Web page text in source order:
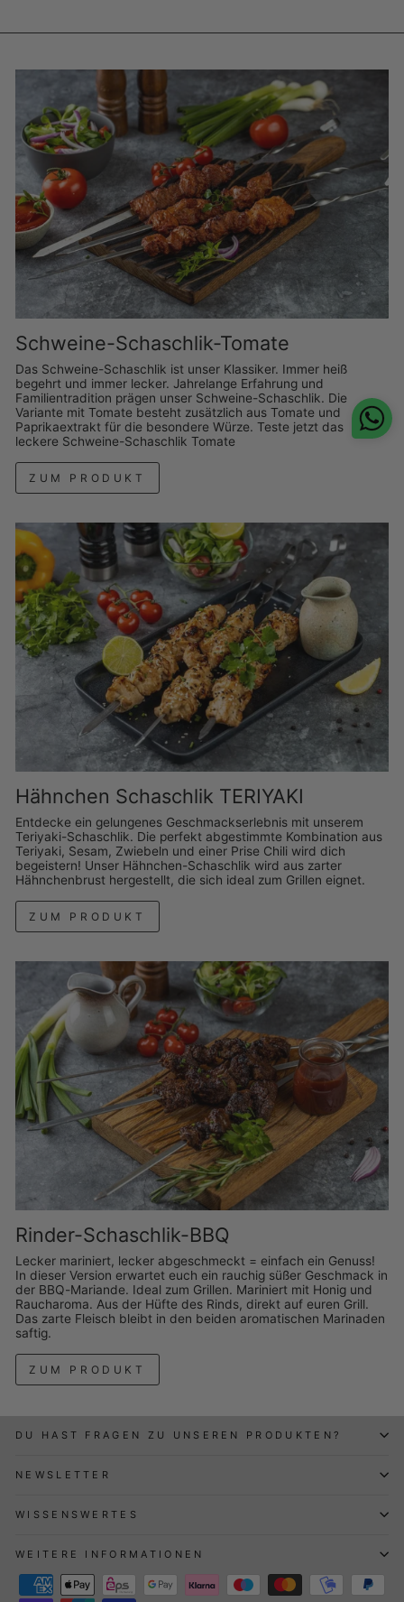
Schweine-Schaschlik-Tomate
Das Schweine-Schaschlik ist unser Klassiker. Immer heiß
begehrt und immer lecker. Jahrelange Erfahrung und
Familientradition prägen unser Schweine-Schaschlik. Die
Variante mit Tomate besteht zusätzlich aus Tomate und
Paprikaextrakt für die besondere Würze. Teste jetzt das
leckere Schweine-Schaschlik Tomate
ZUM PRODUKT
Hähnchen Schaschlik TERIYAKI
Entdecke ein gelungenes Geschmackserlebnis mit unserem
Teriyaki-Schaschlik. Die perfekt abgestimmte Kombination aus
Teriyaki, Sesam, Zwiebeln und einer Prise Chili wird dich
begeistern! Unser Hähnchen-Schaschlik wird aus zarter
Hähnchenbrust hergestellt, die sich ideal zum Grillen eignet.
ZUM PRODUKT
Rinder-Schaschlik-BBQ
Lecker mariniert, lecker abgeschmeckt = einfach ein Genuss!
In dieser Version erwartet euch ein rauchig süßer Geschmack in
der BBQ-Mariande. Ideal zum Grillen. Mariniert mit Honig und
Raucharoma. Aus der Hüfte des Rinds, direkt auf euren Grill.
Das zarte Fleisch bleibt in den beiden aromatischen Marinaden
saftig.
ZUM PRODUKT
DU HAST FRAGEN ZU UNSEREN PRODUKTEN?
NEWSLETTER
WISSENSWERTES
WEITERE INFORMATIONEN